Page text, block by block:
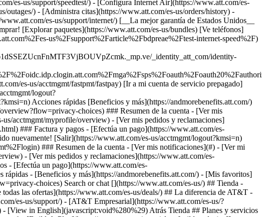
Search or chat [](https://www.att.com/es-us/) ## Tienda -
las ofertas](https://www.att.com/es-us/deals/) ## La diferencia de AT&T -
es-us/support/) - [AT&T Empresarial](https://www.att.com/es-us/?1036077272%3BamdU7ms02uyDVD7hILrWak6c7DshIidU2t-FgO3.41) - [Busca una tienda](https://www.att.com/es-us/stores/) - [View in English](javascript:void%280%29) Atrás Tienda ## Planes y servicios ### Paquetes - [Explorar paquetes](https://www.att.com/es-us/bundles/) - [AT&T OneConnect](https://www.att.com/es-us/oneconnect/) - [Build-A-Plan](https://www.att.com/es-us/plans/build-a-plan) - [Internet + servicio móvil](https://www.att.com/es-us/bundles/internet-wireless/) - [Internet + teléfono residencial](https://www.att.com/es-us/home-phone/) - [Clientes 55+](https://www.att.com/es-us/bundles/55-plus-internet-wireless/) ### Móvil - [Explora servicio móvil](https://www.att.com/es-us/wireless/) - [Planes de teléfonos](https://www.att.com/es-us/plans/wireless/) - [Cobertura de la red](https://www.att.com/es-us/maps/wireless-coverage.html) - [Prepago](https://www.att.com/es-us/prepaid/) - [Adicionales internacionales](https://www.att.com/es-us/international/) - [Auto conectado](https://www.att.com/es-us/plans/connected-car/) ### Internet residencial - [Explora internet residencial](https://www.att.com/es-us/internet/) - [Ve la disponibilidad](https://www.att.com/es-us/buy/internet/plans/) - [AT&T Fiber](https://www.att.com/es-us/internet/fiber/) - [AT&T Internet Air](https://www.att.com/es-us/internet/internet-air/) - [Teléfono residencial](https://www.att.com/es-us/home-phone/services/) ### Acciones rápidas - [Cambia](https://www.att.com/es-us/upgrade/) - [Añade una línea](https://www.att.com/es-us/plans/add-a-line/) - [Trae tu propio teléfono](https://www.att.com/es-us/wireless/byod/) - [Cambia y ahorra](https://www.att.com/es-us/wireless/switch-and-save/) Inicio del contenido principal 1. [Inicio](https://www.att.com/) 2. [Support](https://www.att.com/es-us/support/) 3. [BusinessDirections](https://www.att.com/es-us/support/bdpreae/) * * * * * * ## Explora temas Ayuda del sitio ### ¿Esta información te resultó útil? [](https://www.att.com/es-us/?1036077272%3BamdU7ms02uy52t-FgOyJVm4.m1)[](https://www.facebook.com/ATT)[](https://www.att.com/es-us/?1036077272%3BamdU7ms02uyDVD7hak6WVPzL7tz92t-FgOyJVm4F51)[](https://www.linkedin.com/company/att/) ### Tienda - [Teléfonos móviles](https://www.att.com/es-us/buy/phones/) - [Internet por fibra óptica](https://www.att.com/es-us/internet/fiber/) - [Internet residencial](https://www.att.com/es-us/internet/) - [Tablets](https://www.att.com/es-us/buy/tablets/) - [Relojes inteligentes](https://www.att.com/es-us/buy/wearables/) - [Accesorios inalámbricos](https://www.att.com/es-us/accessories/) - [Teléfonos prepagados](https://www.att.com/es-us/prepaid/) ### Tendencia - [iPhone 17 Pro Max](https://www.att.com/es-us/buy/phones/apple-iphone-17-pro-max.html) - [iPhone 17 Pro](https://www.att.com/es-us/buy/phones/apple-iphone-17-pro.html) - [iPhone Air](https://www.att.com/es-us/buy/phones/apple-iphone-air.html) - [iPhone 17](https://www.att.com/es-us/buy/phones/apple-iphone-17.html) - [Samsung Galaxy S26 Ultra](https://www.att.com/es-us/buy/phones/samsung-galaxy-s26-ultra.html) - [Samsung Galaxy Z Fold8 Ultra](https://www.att.com/es-us/buy/phones/samsung-galaxy-z-fold8-ultra.html) - [Samsung Galaxy Z Fold8](https://www.att.com/es-us/buy/phones/samsung-galaxy-z-fold8.html) - [Samsung Galaxy Z Flip8](https://www.att.com/es-us/buy/phones/samsung-galaxy-z-flip8.html) ### Mejores planes de teléfono y datos - [Planes de telefonía ilimitada](https://www.att.com/es-us/plans/wireless/) - [Planes internacionales](https://www.att.com/es-us/international/) - [Añade una línea](https://www.att.com/es-us/plans/add-a-line/) - [Cambia](https://www.att.com/es-us/plans/phone-upgrade/) - [Planes de datos para tablet](https://www.att.com/es-us/plans/tablet-ipad-data-plans/) - [Planes para hotspot móvil](https://www.att.com/es-us/plans/tethering/) - [Next Up Anytime](https://www.att.com/es-us/plans/next-up-anytime/) ### Cámbiate a AT&T - [Cámbiate a AT&T](https://www.att.com/es-us/wireless/switch-and-save/) - [Cómo cambiar de compañía telefónica](https://www.att.com/es-us/wireless/how-to-switch-phone-carrier/) - [Prueba de velocidad de Internet](https://www.att.com/es-us/support/speedtest/) - [Trae tu propio dispositivo](https://www.att.com/es-us/wireless/byod/) - [Intercambio de teléfonos móviles](https://www.att.com/es-us/?1036077272%3BamdU7ms02uyU7tzvGkch2tzUV_6CgZUF91) - [Traspasa tu servicio de internet](https://www.att.com/es-us/moving/) ### Ofertas destacadas - [Ofertas y promociones de AT&T](https://www.att.com/es-us/deals/) - [Ofertas de teléfonos móviles](https://www.att.com/es-us/deals/cell-phone-deals/) - [Ofertas de iPhone](https://www.att.com/es-us/deals/iphone-deals/) - [Ofertas de Samsung](https://www.att.com/es-us/buy/phones/browse/samsung_hasdeals/) - [Ofertas de paquetes de telefonía e internet](https://www.att.com/es-us/bundles/internet-wireless/) - [Descuento con tarjeta de crédito](https://www.att.com/es-us/?1036077272%3BamdU7ms02uyDVD7hIidU2t-FgOyvGkzT7uyJVm497PywgLdW2iYTVis9IZcUaO3.z1) - [Ofertas de teléfonos gratis para clientes nuevos](https://www.att.com/es-us/buy/phones/browse/free/) - [Ofertas sin intercambio](https://www.att.com/es-us/buy/phones/browse/nontradeinoffer/) ### Ve teléfonos móviles por marca - [Nuevos iPhones de Apple](https://www.att.com/es-us/buy/phones/browse/apple/) - [Teléfonos Samsung Galaxy nuevos](https://www.att.com/es-us/buy/phones/browse/samsung/) - [Teléfonos Google Pixel nuevos](https://www.att.com/es-us/buy/phones/browse/google/) - [Teléfonos Motorola Moto nuevos](https://www.att.com/es-us/buy/phones/browse/motorola/) - [Teléfonos Sonim nuevos](https://www.att.com/es-us/buy/phones/browse/sonim/) ### Tablets y relojes - [Nuevo Apple iPad](https://www.att.com/es-us/buy/tablets/browse/apple/) - [Nuevo Samsung Galaxy Tab](https://www.att.com/es-us/buy/tablets/browse/samsung/) - [Nuevo Apple Watch](https://www.att.com/es-us/buy/wearables/browse/apple/) - [Nuevo Samsung Galaxy Watch](https://www.att.com/es-us/buy/wearables/browse/samsung/) - [Nuevo Google Pixel Watch](https://www.att.com/es-us/buy/wearables/browse/google/) - [Nuevo reloj inteligente para niños](https://www.att.com/es-us/buy/wearables/att-amigo-jr-watch.html) ### Accesorios por marca - [Accesorios Apple](https://www.att.com/es-us/buy/accessories/browse/all/apple/) - [Accesorios de AT&T](https://www.att.com/es-us/buy/accessories/browse/all/att/) - [Accesorios de Samsung](https://www.att.com/es-us/buy/accessories/browse/all/samsung/) - [Estuches para teléfonos Otterbox](https://www.att.com/es-us/buy/accessories/browse/cases/otterbox/) - [Audífonos Beats](https://www.att.com/es-us/buy/accessories/browse/headphones/beats/) ### Recursos - [Combina internet y servicio móvil](https://www.att.com/es-us/bundles/) - [¿Qué es Internet Air?](https://www.att.com/es-us/internet/what-is-internet-air/) - [Cómo usar tu teléfono cuando viajas al exterior](https://www.att.com/es-us/wireless/how-to-use-your-cell-phone-internationally/) - [¿Qué es internet por fibra óptica?](https://www.att.com/es-us/internet/what-is-fiber-internet/) - [¿Qué es una eSIM?](https://www.att.com/es-us/wireless/what-is-esim/) - [Devolver o cambiar tu dispositivo móvil](https://www.att.com/es-us/wireless/return-policy/) - [¿Qué es Wi-Fi?](https://www.att.com/es-us/blog/what-is-wifi/) ### AT&T - [Busca una tienda](https://www.att.com/es-us/stores/) - [Sala de prensa](https://www.att.com/es-us/sdabout/?source=EB00CO0000000000L&wtExtndSource=footer) - [Inversionistas](https://www.att.com/es-us/?1036077272%3BamdU7ms02uywgLGc7DdF7LshIidU2t-Fg4..21) - [Responsabilidad corporativa](https://www.att.com/es-us/?1036077272%3BamdU7ms02uyWVi-UIkchIkqwgPcUeO6JVm4hIZy92N..q1) - [Empleo](https://www.att.jobs/) - [Ayuda e información](https://www.att.com/es-us/support/) - [Garantía AT&T](https://www.att.com/es-us/why-att/guarantee/) - [Archivos legibles por máquina de Datos sobre Broadband](https://www.att.com/es-us/broadbandlabels/broadband-facts-machine-readable-plans/) - [Código para compartir pantalla](#) * * * - [Blog Techbuzz](https://www.att.com/es-us/blog/) - [Comentarios](#) - [Correo electrónico de AT&T GRATIS con 1 TB de almacenamiento](https://www.att.com/es-us/partners/currently/email-sign-up/?source=EnEmail2020000BDL&wtExtndSource=myattglobalfooter) - [LLM](https://www.att.com/es-us/llms.txt) * * * - [Mapa del sitio](https://www.att.com/es-us/sitemap/) - [Mapas de cobertura](https://www.att.com/es-us/maps/wireless-coverage.html) - [Términos de uso](https://www.att.com/es-us/legal/terms.attWebsiteTermsOfUse.html) - [Accesibilidad](https://www.att.com/es-us/sdabout/sites/accessibility) - [Detalles de banda ancha](https://www.att.com/es-us/sdabout/sites/broadband) - [Centro de políticas legales](https://www.att.com/es-us/legal/legal-policy-center.html) - [Opciones de publicidad](https://www.att.com/es-us/sdabout/privacy/privacy-notice.html#choice) - [Centro de privacidad](https://www.att.com/es-us/sdabout/privacy.html) - [Tus opciones de privacidad](https://www.att.com/es-us/sdabout/privacy/choices-and-controls.html) - [Aviso de privacidad sobre salud](https://www.att.com/es-us/sdabout/privacy/StateLawApproach/washington-health-privacy-notice.html) - [Seguridad cibernética](https://www.att.com/es-us/sdabout/pages/cyberaware) - [Archivos públicos de la FCC](https://www.att.com/es-us/?1036077272%3BamdU7ms02uyNVkqTak-takjc7u6tIZshGZyZ2Z-JItjc2iYugZGwgPKFMbv6Mbv62kzUqL49VOHZGiqWG4..j1) © 2026 AT&T Intellectual Property. Todos los derechos reservados. We use [cookies](https://about.att.com/privacy/full_privacy_policy/cookies.html) to help enhance your experience on our site and for analytics. We also may use cookies for marketing purposes. You can manage your preferences and opt out of the sharing for targeted advertising and sales of cookie data. Learn more about our approach to privacy at [att.com/privacy](https://att.com/privacy). Manage your